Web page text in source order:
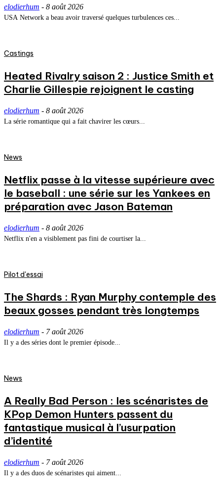
elodierhum - 8 août 2026
USA Network a beau avoir traversé quelques turbulences ces...
Castings
Heated Rivalry saison 2 : Justice Smith et
Charlie Gillespie rejoignent le casting
elodierhum - 8 août 2026
La série romantique qui a fait chavirer les cœurs...
News
Netflix passe à la vitesse supérieure avec
le baseball : une série sur les Yankees en
préparation avec Jason Bateman
elodierhum - 8 août 2026
Netflix n'en a visiblement pas fini de courtiser la...
Pilot d'essai
The Shards : Ryan Murphy contemple des
beaux gosses pendant très longtemps
elodierhum - 7 août 2026
Il y a des séries dont le premier épisode...
News
A Really Bad Person : les scénaristes de
KPop Demon Hunters passent du
fantastique musical à l’usurpation
d’identité
elodierhum - 7 août 2026
Il y a des duos de scénaristes qui aiment...